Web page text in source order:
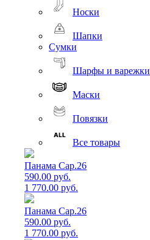
Носки
Шапки
Сумки
Шарфы и варежки
Маски
Повязки
Все товары
Панама Cap.26
590.00 руб.
1 770.00 руб.
Панама Cap.26
590.00 руб.
1 770.00 руб.